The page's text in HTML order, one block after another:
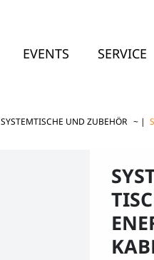
EVENTS SERVICE
SYSTEMTISCHE UND ZUBEHÖR ~ |